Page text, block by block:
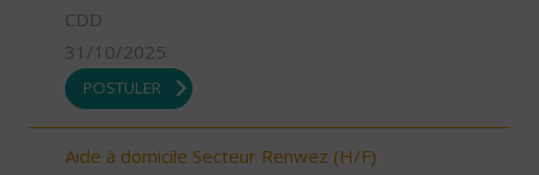
CDD
31/10/2025
POSTULER
Aide à domicile Secteur Renwez (H/F)